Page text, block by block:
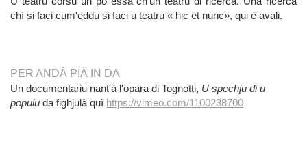
chì si faci cum'eddu si faci u teatru « hic et nunc», qui è avali.
PER ANDÀ PIÀ IN DA
Un documentariu nant'à l'opara di Tognotti, U spechju di u
populu da fighjulà quì https://vimeo.com/1100238700